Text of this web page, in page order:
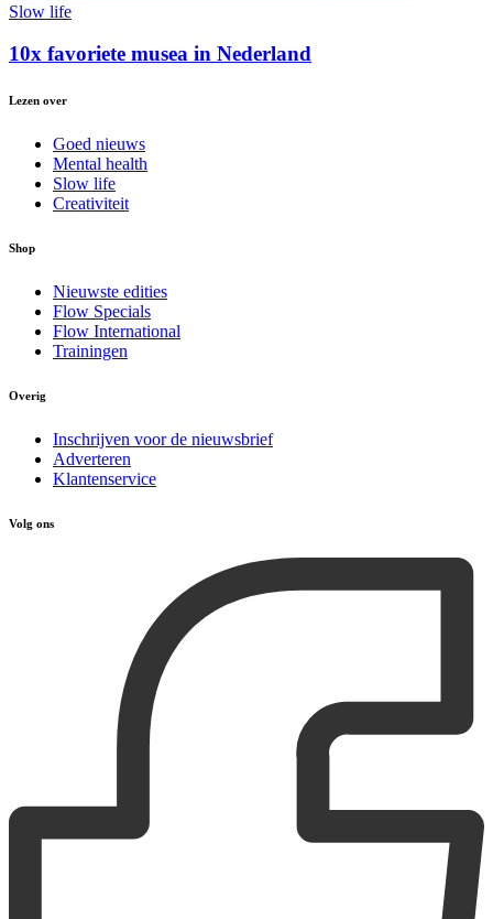
Slow life
10x favoriete musea in Nederland
Lezen over
Goed nieuws
Mental health
Slow life
Creativiteit
Shop
Nieuwste edities
Flow Specials
Flow International
Trainingen
Overig
Inschrijven voor de nieuwsbrief
Adverteren
Klantenservice
Volg ons